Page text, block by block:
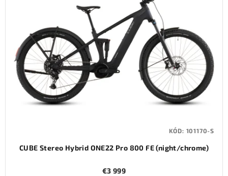
CUBE Stereo Hybrid ONE22 Pro 800 FE (night/chrome)
€3 999
KÓD: 101170-S